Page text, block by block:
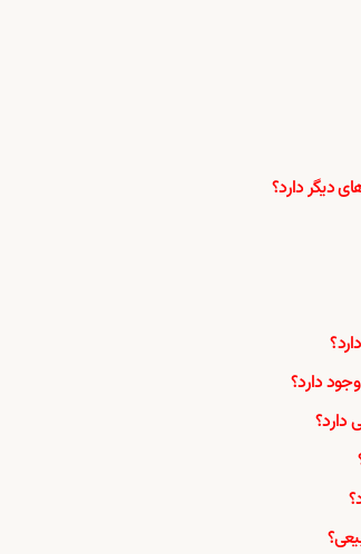
دیگر دارد؟
دارد؟
دارد؟